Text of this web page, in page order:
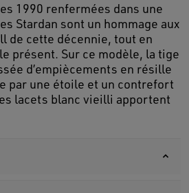
1990 renfermées dans une
Stardan sont un hommage aux
de cette décennie, tout en
présent. Sur ce modèle, la tige
d’empiècements en résille
par une étoile et un contrefort
lacets blanc vieilli apportent